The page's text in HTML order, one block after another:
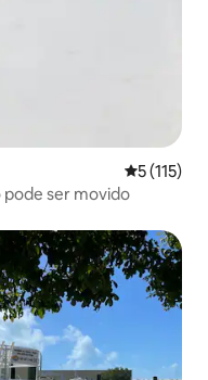
5 de uma
5 (115)
pode ser movido